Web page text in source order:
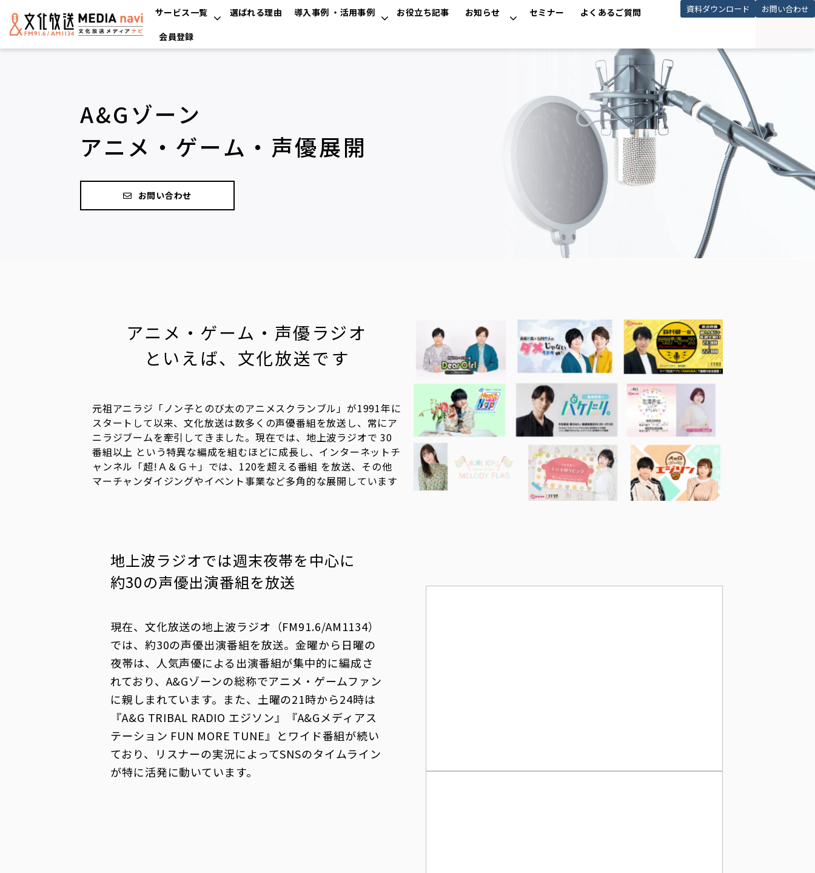
サービス一覧 選ばれる理由 導入事例 ・活用事例 お役立ち記事 お知らせ セミナー
よくあるご質問
会員登録
資料ダウンロード お問い合わせ
A&Gゾーン
アニメ・ゲーム・声優展開
お問い合わせ
アニメ・ゲーム・声優ラジオ
といえば、文化放送です
元祖アニラジ「ノン子とのび太のアニメスクランブル」が1991年に
スタートして以来、文化放送は数多くの声優番組を放送し、常にア
ニラジブームを牽引してきました。現在では、地上波ラジオで 30
番組以上 という特異な編成を組むほどに成長し、インターネットチ
ャンネル「超!Ａ＆Ｇ＋」では、120を超える番組 を放送、その他
マーチャンダイジングやイベント事業など多角的な展開しています
地上波ラジオでは週末夜帯を中心に
約30の声優出演番組を放送
現在、文化放送の地上波ラジオ（FM91.6/AM1134）
では、約30の声優出演番組を放送。金曜から日曜の
夜帯は、人気声優による出演番組が集中的に編成さ
れており、A&Gゾーンの総称でアニメ・ゲームファン
に親しまれています。また、土曜の21時から24時は
『A&G TRIBAL RADIO エジソン』『A&Gメディアス
テーション FUN MORE TUNE』とワイド番組が続い
ており、リスナーの実況によってSNSのタイムライン
が特に活発に動いています。